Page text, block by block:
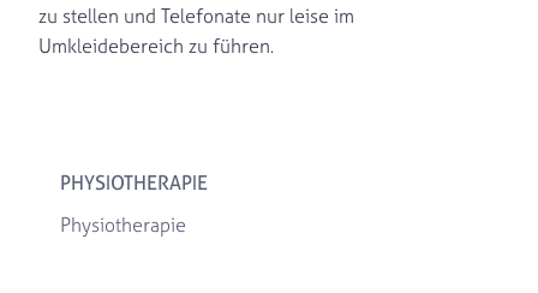
zu stellen und Telefonate nur leise im
Umkleidebereich zu führen.
PHYSIOTHERAPIE
Physiotherapie